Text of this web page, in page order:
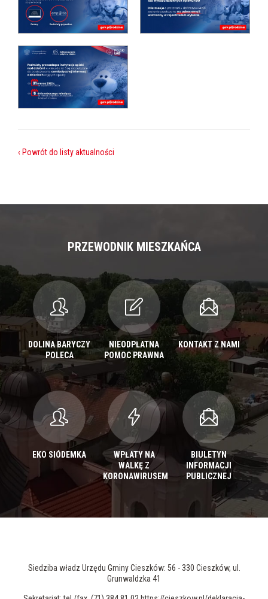
‹ Powrót do listy aktualności
PRZEWODNIK MIESZKAŃCA
DOLINA BARYCZY
POLECA
NIEODPŁATNA
POMOC PRAWNA
KONTAKT Z NAMI
EKO SIÓDEMKA
WPŁATY NA
WALKĘ Z
KORONAWIRUSEM
BIULETYN
INFORMACJI
PUBLICZNEJ
Siedziba władz Urzędu Gminy Cieszków: 56 - 330 Cieszków, ul.
Grunwaldzka 41